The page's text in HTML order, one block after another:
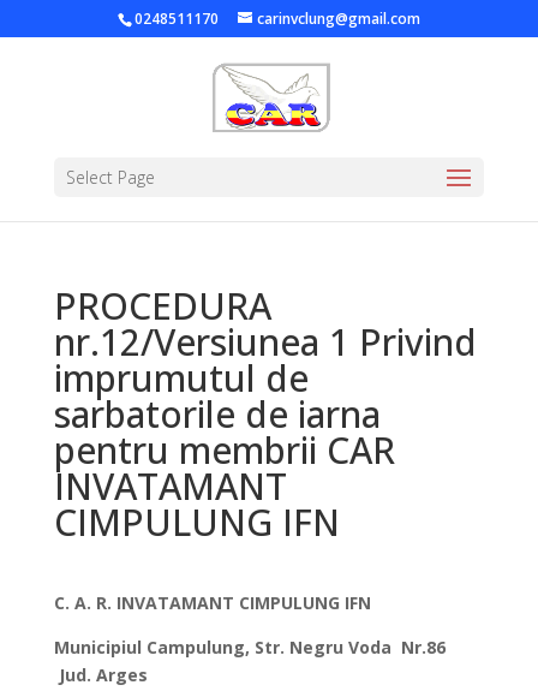
0248511170 carinvclung@gmail.com
Select Page
PROCEDURA
nr.12/Versiunea 1 Privind
imprumutul de
sarbatorile de iarna
pentru membrii CAR
INVATAMANT
CIMPULUNG IFN
C. A. R. INVATAMANT CIMPULUNG IFN
Municipiul Campulung, Str. Negru Voda Nr.86
Jud. Arges